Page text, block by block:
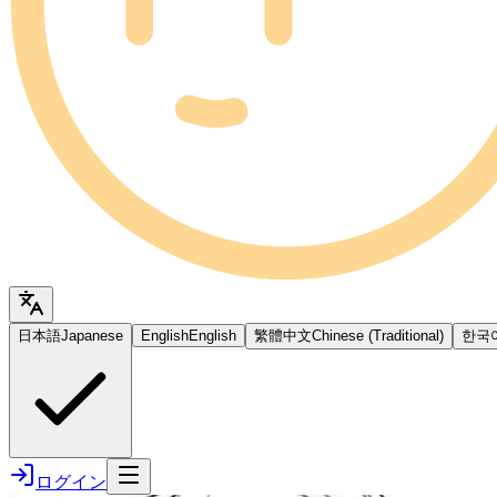
日本語Japanese EnglishEnglish 繁體中文Chinese (Traditional) 한국
ログイン